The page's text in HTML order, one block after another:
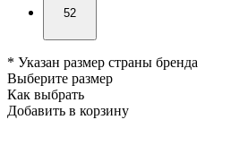
52
* Указан размер страны бренда
Выберите размер
Как выбрать
Добавить в корзину